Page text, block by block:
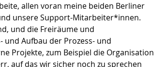
allen voran meine beiden Berliner
unsere Support-Mitarbeiter*innen.
und die Freiräume und
und Aufbau der Prozess- und
Projekte, zum Beispiel die Organisation
auf das wir sicher noch zu sprechen